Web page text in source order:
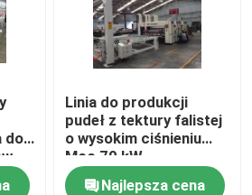
do
Linia do produkcji
pudeł z tektury falistej
o wysokim ciśnieniu
Moc 70 kW
Najlepsza cena